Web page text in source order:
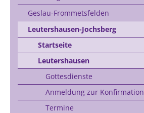
Geslau-Frommetsfelden
Leutershausen-Jochsberg
Startseite
Leutershausen
Gottesdienste
Anmeldung zur Konfirmation
Termine